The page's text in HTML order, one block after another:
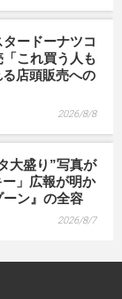
ードーナツコ
これ買う人も
店頭販売への
2026/8/8
大盛り”写真が
」広報が明か
ーン』の全容
2026/8/7